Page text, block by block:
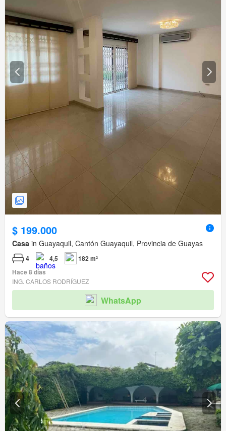
$ 199.000
Casa in Guayaquil, Cantón Guayaquil, Provincia de Guayas
4 4,5
182 m²
Hace 8 días
ING. CARLOS RODRÍGUEZ
WhatsApp